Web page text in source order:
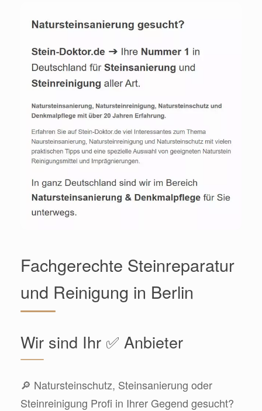
Fachgerechte Steinreparatur
und Reinigung in Berlin
Wir sind Ihr ✅ Anbieter
🔎 Natursteinschutz, Steinsanierung oder
Steinreinigung Profi in Ihrer Gegend gesucht?